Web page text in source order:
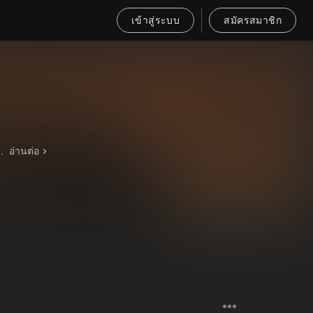
เข้าสู่ระบบ สมัครสมาชิก
นดินใหญ่ ไม่ว่าจะเป็นเหตุการณ์แผ่นดินไหวที่เวิ่นชวนหรือยู่ซู่ และยังร่วมมือกับศิลปินคนอื่นจัดกิจกรรมระดมทุนเพื่อการฟื้นฟู อีกทั้งยังสนับสนุนโครงการสร้าง “โรงเรียนแห่งความหวัง” เพื่อช่วยเหลือด้านการศึกษาในพื้นที่ห่างไกล กว่า 25 ปีบนเส้นทางอาชีพ เจย์ โจว ไม่เพียงสร้างผลงานเพลงที่เปี่ยมด้วยความคิดสร้างสรรค์และข้ามขอบเขตในแวดวงภาพยนตร์ แต่ยังทำหน้าที่ของศิลปินที่มีจิตสาธารณะ ผลงานของเขาไม่เพียงสะท้อนความทรงจำของคนรุ่นหนึ่ง แต่ยังเป็นแรงบันดาลใจให้กับการพัฒนาวงการเพลงภาษาจีนและวัฒนธรรมร่วมสมัยในระดับสากลอย่างต่อเนื่อง อ่านต่อ